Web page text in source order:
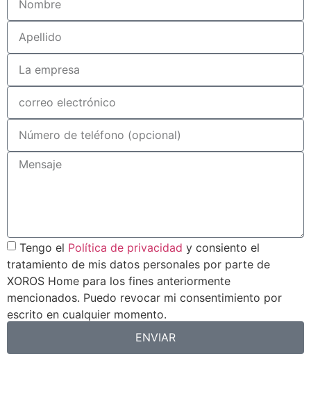
Tengo el Política de privacidad y consiento el
tratamiento de mis datos personales por parte de
XOROS Home para los fines anteriormente
mencionados. Puedo revocar mi consentimiento por
escrito en cualquier momento.
ENVIAR